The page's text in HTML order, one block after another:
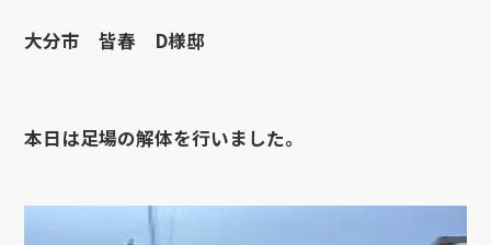
大分市 皆春 D様邸
本日は足場の解体を行いました。